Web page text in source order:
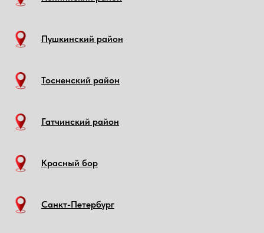
Пушкинский район
Тосненский район
Гатчинский район
Красный бор
Санкт-Петербург